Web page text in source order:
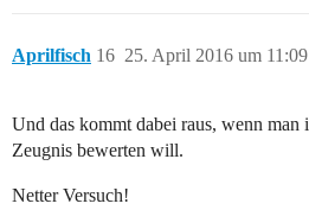
Aprilfisch 25. April 2016 um 11:09
16
Und das kommt dabei raus, wenn man
Zeugnis bewerten will.
Netter Versuch!